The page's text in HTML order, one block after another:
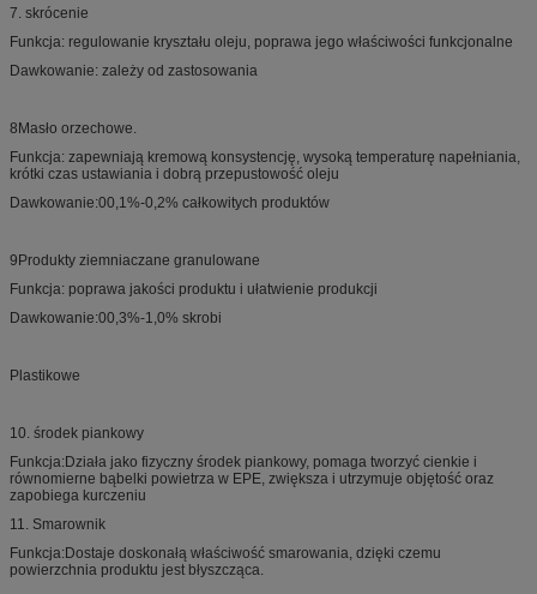
7. skrócenie
Funkcja: regulowanie kryształu oleju, poprawa jego właściwości funkcjonalne
Dawkowanie: zależy od zastosowania
8Masło orzechowe.
Funkcja: zapewniają kremową konsystencję, wysoką temperaturę napełniania,
krótki czas ustawiania i dobrą przepustowość oleju
Dawkowanie:00,1%-0,2% całkowitych produktów
9Produkty ziemniaczane granulowane
Funkcja: poprawa jakości produktu i ułatwienie produkcji
Dawkowanie:00,3%-1,0% skrobi
Plastikowe
10. środek piankowy
Funkcja:Działa jako fizyczny środek piankowy, pomaga tworzyć cienkie i
równomierne bąbelki powietrza w EPE, zwiększa i utrzymuje objętość oraz
zapobiega kurczeniu
11. Smarownik
Funkcja:Dostaje doskonałą właściwość smarowania, dzięki czemu
powierzchnia produktu jest błyszcząca.